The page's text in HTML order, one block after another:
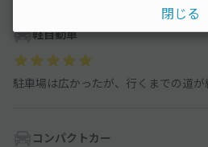
軽自動車
駐車場は広かったが、行くまでの道が
コンパクトカー
閉じる